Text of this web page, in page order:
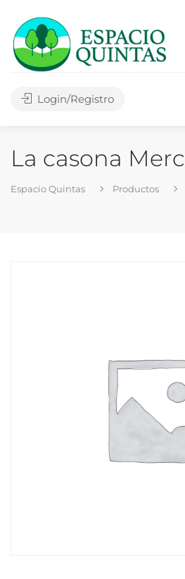
Login/Registro
La casona
Espacio Quintas Productos